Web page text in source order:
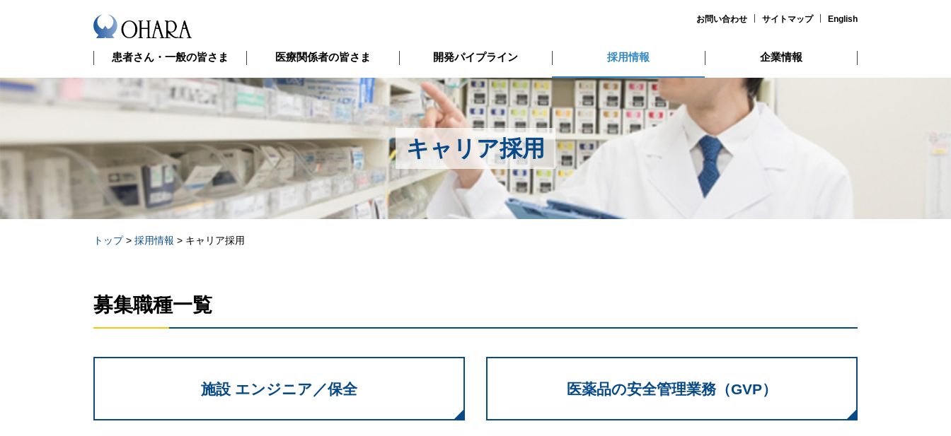
お問い合わせ サイトマップ English
患者さん・一般の皆さま 医療関係者の皆さま 開発パイプライン 採用情報 企業情報
キャリア採用
トップ> 採用情報 > キャリア採用
募集職種一覧
施設 エンジニア／保全 医薬品の安全管理業務（GVP）